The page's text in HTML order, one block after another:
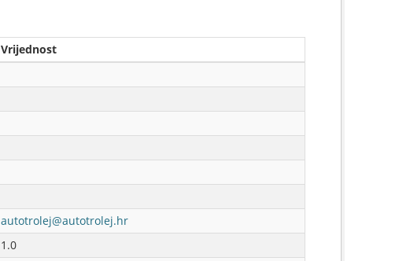
Vrijednost
autotrolej@autotrolej.hr
1.0